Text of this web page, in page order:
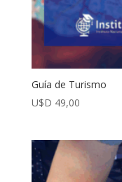
Guía de Turismo
U$D 49,00